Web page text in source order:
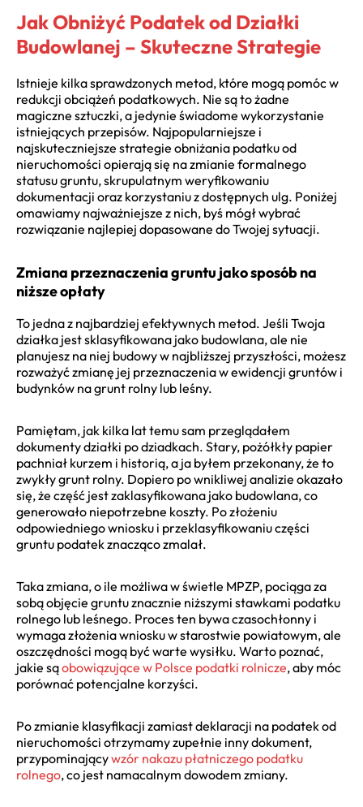
Jak Obniżyć Podatek od Działki
Budowlanej – Skuteczne Strategie
Istnieje kilka sprawdzonych metod, które mogą pomóc w
redukcji obciążeń podatkowych. Nie są to żadne
magiczne sztuczki, a jedynie świadome wykorzystanie
istniejących przepisów. Najpopularniejsze i
najskuteczniejsze strategie obniżania podatku od
nieruchomości opierają się na zmianie formalnego
statusu gruntu, skrupulatnym weryfikowaniu
dokumentacji oraz korzystaniu z dostępnych ulg. Poniżej
omawiamy najważniejsze z nich, byś mógł wybrać
rozwiązanie najlepiej dopasowane do Twojej sytuacji.
Zmiana przeznaczenia gruntu jako sposób na
niższe opłaty
To jedna z najbardziej efektywnych metod. Jeśli Twoja
działka jest sklasyfikowana jako budowlana, ale nie
planujesz na niej budowy w najbliższej przyszłości, możesz
rozważyć zmianę jej przeznaczenia w ewidencji gruntów i
budynków na grunt rolny lub leśny.
Pamiętam, jak kilka lat temu sam przeglądałem
dokumenty działki po dziadkach. Stary, pożółkły papier
pachniał kurzem i historią, a ja byłem przekonany, że to
zwykły grunt rolny. Dopiero po wnikliwej analizie okazało
się, że część jest zaklasyfikowana jako budowlana, co
generowało niepotrzebne koszty. Po złożeniu
odpowiedniego wniosku i przeklasyfikowaniu części
gruntu podatek znacząco zmalał.
Taka zmiana, o ile możliwa w świetle MPZP, pociąga za
sobą objęcie gruntu znacznie niższymi stawkami podatku
rolnego lub leśnego. Proces ten bywa czasochłonny i
wymaga złożenia wniosku w starostwie powiatowym, ale
oszczędności mogą być warte wysiłku. Warto poznać,
jakie sąobowiązujące w Polsce podatki rolnicze, aby móc
porównać potencjalne korzyści.
Po zmianie klasyfikacji zamiast deklaracji na podatek od
nieruchomości otrzymamy zupełnie inny dokument,
przypominającywzór nakazu płatniczego podatku
rolnego, co jest namacalnym dowodem zmiany.